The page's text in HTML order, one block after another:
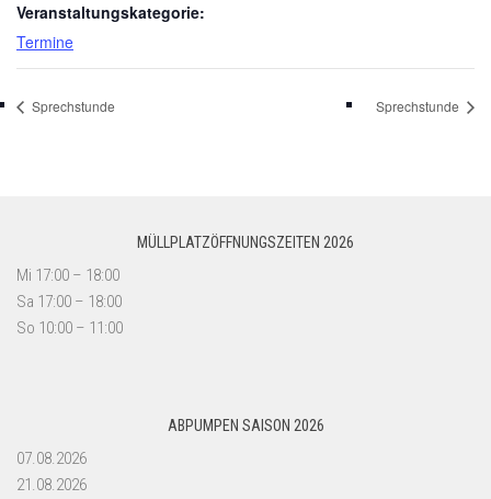
Veranstaltungskategorie:
Termine
Sprechstunde Sprechstunde
MÜLLPLATZÖFFNUNGSZEITEN 2026
Mi 17:00 – 18:00
Sa 17:00 – 18:00
So 10:00 – 11:00
ABPUMPEN SAISON 2026
07.08.2026
21.08.2026